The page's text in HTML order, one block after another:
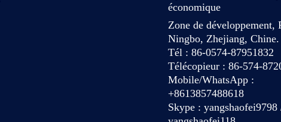
économique
Zone de développement,
Ningbo, Zhejiang, Chine.
Tél : 86-0574-87951832
Télécopieur : 86-574-
Mobile/WhatsApp :
+8613857488618
Skype : yangshaofei9798